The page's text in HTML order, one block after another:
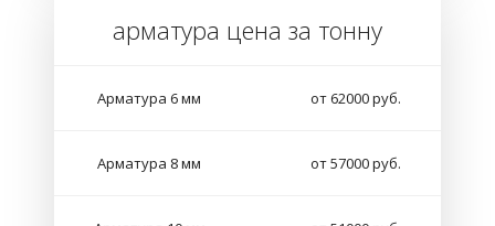
арматура цена за тонну
Арматура 6 мм от 62000 руб.
Арматура 8 мм от 57000 руб.